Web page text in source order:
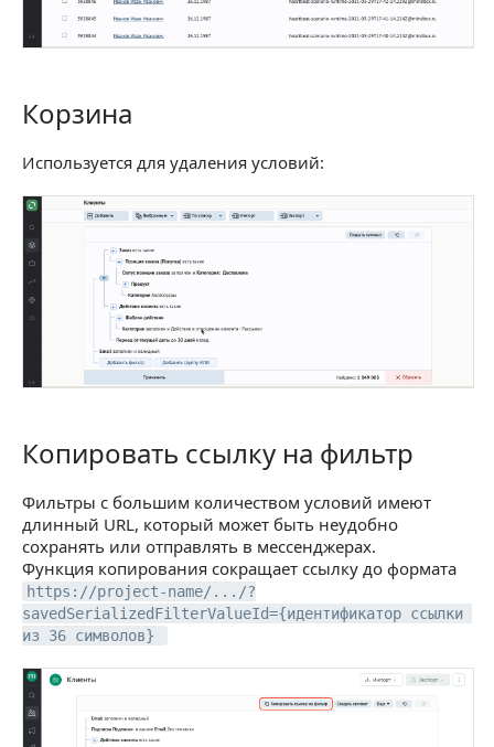
Корзина
Корзина
Используется для удаления условий:
Копировать ссылку на фильтр
Копировать ссылку на фильтр
Фильтры с большим количеством условий имеют
длинный URL, который может быть неудобно
сохранять или отправлять в мессенджерах.
Функция копирования сокращает ссылку до формата
https://project-name/.../?
savedSerializedFilterValueId={идентификатор ссылки
из 36 символов}